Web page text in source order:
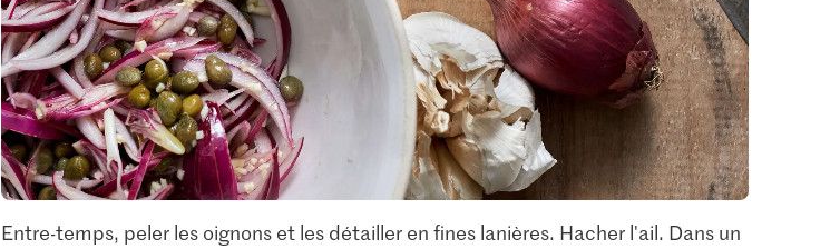
Entre-temps, peler les oignons et les détailler en fines lanières. Hacher l'ail. Dans un